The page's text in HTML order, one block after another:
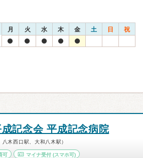
月 火 水 木 金 土 日 祝
記念会 平成記念病院
木西口駅、大和八木駅）
可 マイナ受付 (スマホ可)